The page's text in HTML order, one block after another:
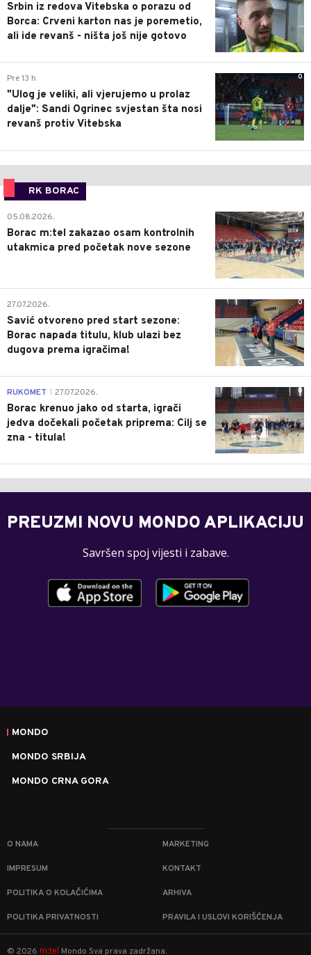
Srbin iz redova Vitebska o porazu od
Borca: Crveni karton nas je poremetio,
ali ide revanš - ništa još nije gotovo
0
Pre 13 h
"Ulog je veliki, ali vjerujemo u prolaz
dalje": Sandi Ogrinec svjestan šta nosi
revanš protiv Vitebska
RK BORAC
0
05.08.2026.
Borac m:tel zakazao osam kontrolnih
utakmica pred početak nove sezone
0
27.07.2026.
Savić otvoreno pred start sezone:
Borac napada titulu, klub ulazi bez
dugova prema igračima!
0
RUKOMET 27.07.2026.
Borac krenuo jako od starta, igrači
jedva dočekali početak priprema: Cilj se
zna - titula!
PREUZMI NOVU MONDO APLIKACIJU
Savršen spoj vijesti i zabave.
MONDO
MONDO SRBIJA
MONDO CRNA GORA
O NAMA MARKETING
IMPRESUM KONTAKT
POLITIKA O KOLAČIĆIMA ARHIVA
POLITIKA PRIVATNOSTI PRAVILA I USLOVI KORIŠĆENJA
© 2026 m:tel Mondo Sva prava zadržana.